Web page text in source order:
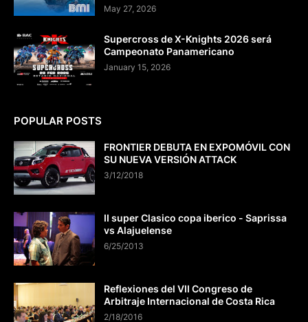
May 27, 2026
Supercross de X-Knights 2026 será
Campeonato Panamericano
January 15, 2026
POPULAR POSTS
FRONTIER DEBUTA EN EXPOMÓVIL CON
SU NUEVA VERSIÓN ATTACK
3/12/2018
II super Clasico copa iberico - Saprissa
vs Alajuelense
6/25/2013
Reflexiones del VII Congreso de
Arbitraje Internacional de Costa Rica
2/18/2016